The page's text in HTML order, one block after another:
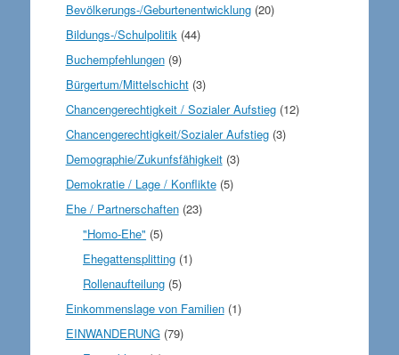
Bevölkerungs-/Geburtenentwicklung(20)
Bildungs-/Schulpolitik(44)
Buchempfehlungen(9)
Bürgertum/Mittelschicht(3)
Chancengerechtigkeit / Sozialer Aufstieg(12)
Chancengerechtigkeit/Sozialer Aufstieg(3)
Demographie/Zukunfsfähigkeit(3)
Demokratie / Lage / Konflikte(5)
Ehe / Partnerschaften(23)
"Homo-Ehe" (5)
Ehegattensplitting (1)
Rollenaufteilung (5)
Einkommenslage von Familien(1)
EINWANDERUNG(79)